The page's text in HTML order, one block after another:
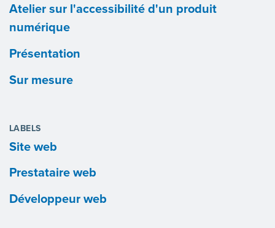
Atelier sur l'accessibilité d'un produit
numérique
Présentation
Sur mesure
LABELS
Site web
Prestataire web
Développeur web